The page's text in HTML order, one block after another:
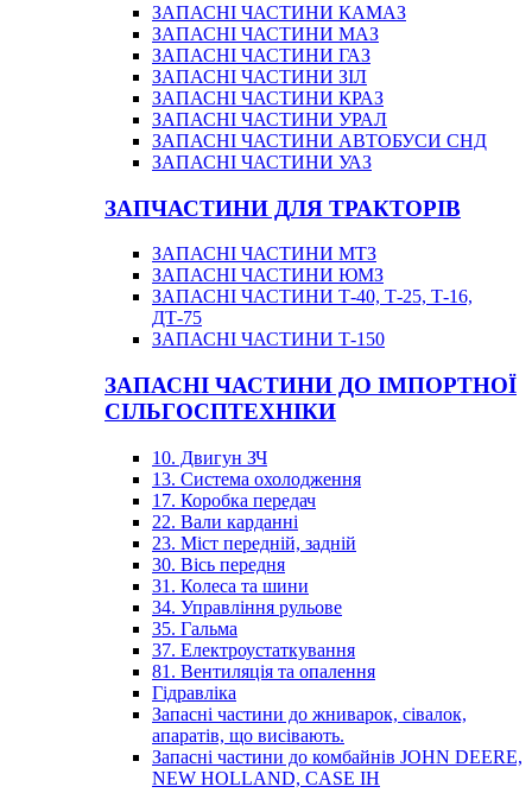
ЗАПАСНІ ЧАСТИНИ КАМАЗ
ЗАПАСНІ ЧАСТИНИ МАЗ
ЗАПАСНІ ЧАСТИНИ ГАЗ
ЗАПАСНІ ЧАСТИНИ ЗІЛ
ЗАПАСНІ ЧАСТИНИ КРАЗ
ЗАПАСНІ ЧАСТИНИ УРАЛ
ЗАПАСНІ ЧАСТИНИ АВТОБУСИ СНД
ЗАПАСНІ ЧАСТИНИ УАЗ
ЗАПЧАСТИНИ ДЛЯ ТРАКТОРІВ
ЗАПАСНІ ЧАСТИНИ МТЗ
ЗАПАСНІ ЧАСТИНИ ЮМЗ
ЗАПАСНІ ЧАСТИНИ Т-40, Т-25, Т-16,
ДТ-75
ЗАПАСНІ ЧАСТИНИ Т-150
ЗАПАСНІ ЧАСТИНИ ДО ІМПОРТНОЇ
СІЛЬГОСПТЕХНІКИ
10. Двигун ЗЧ
13. Система охолодження
17. Коробка передач
22. Вали карданні
23. Міст передній, задній
30. Вісь передня
31. Колеса та шини
34. Управління рульове
35. Гальма
37. Електроустаткування
81. Вентиляція та опалення
Гідравліка
Запасні частини до жниварок, сівалок,
апаратів, що висівають.
Запасні частини до комбайнів JOHN DEERE,
NEW HOLLAND, CASE IH